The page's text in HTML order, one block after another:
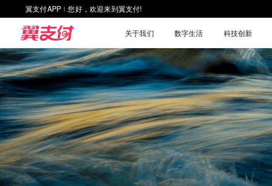
翼支付APP | 您好，欢迎来到翼支付!
关于我们 数字生活 科技创新